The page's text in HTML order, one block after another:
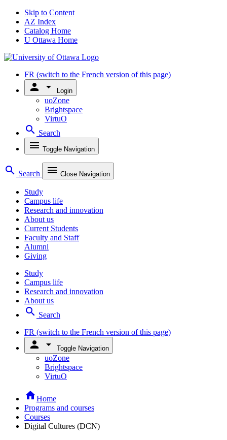
Skip to Content
AZ Index
Catalog Home
U Ottawa Home
FR (switch to the French version of this page)
person arrow_drop_down Login
uoZone
Brightspace
VirtuO
search Search
menu Toggle Navigation
search Search menu Close Navigation
Study
Campus life
Research and innovation
About us
Current Students
Faculty and Staff
Alumni
Giving
Study
Campus life
Research and innovation
About us
search Search
FR (switch to the French version of this page)
person arrow_drop_down Toggle Navigation
uoZone
Brightspace
VirtuO
homeHome
Programs and courses
Courses
Digital Cultures (DCN)